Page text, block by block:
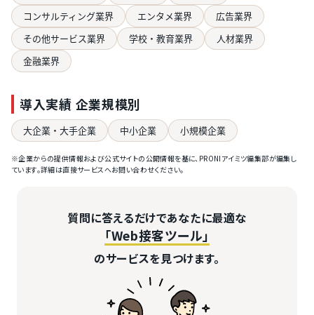
コンサルティング業界 エンタメ業界
広告業界
その他サービス業界
学校・教育業界
人材業界
金融業界
導入実績 企業規模別
大企業・大手企業 中小企業 小規模企業
※企業からの提供情報および公式サイトの公開情報を基に、PRONIアイミツ編集部が編集し
ています。詳細は直接サービスへお問い合わせください。
質問に答えるだけであなたに最適な
「Web接客ツール」
のサービスを見つけます。